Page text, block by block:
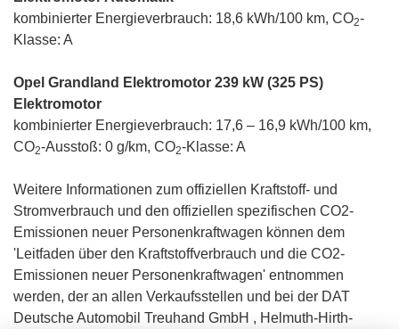
kombinierter Energieverbrauch: 18,6 kWh/100 km, CO2-
Klasse: A
Opel Grandland Elektromotor 239 kW (325 PS)
Elektromotor
kombinierter Energieverbrauch: 17,6 – 16,9 kWh/100 km,
CO2-Ausstoß: 0 g/km, CO2-Klasse: A
Weitere Informationen zum offiziellen Kraftstoff- und
Stromverbrauch und den offiziellen spezifischen CO2-
Emissionen neuer Personenkraftwagen können dem
'Leitfaden über den Kraftstoffverbrauch und die CO2-
Emissionen neuer Personenkraftwagen' entnommen
werden, der an allen Verkaufsstellen und bei der DAT
Deutsche Automobil Treuhand GmbH , Helmuth-Hirth-